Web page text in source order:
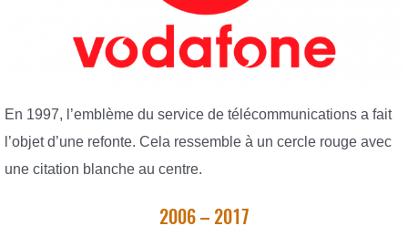
En 1997, l’emblème du service de télécommunications a fait
l’objet d’une refonte. Cela ressemble à un cercle rouge avec
une citation blanche au centre.
2006 – 2017